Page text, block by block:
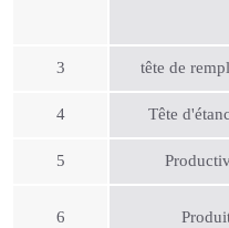
3 tête de
4 Tête
5
6